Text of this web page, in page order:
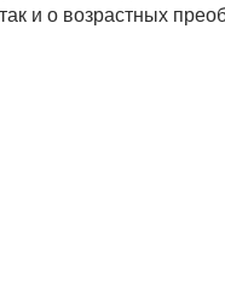
и о возрастных